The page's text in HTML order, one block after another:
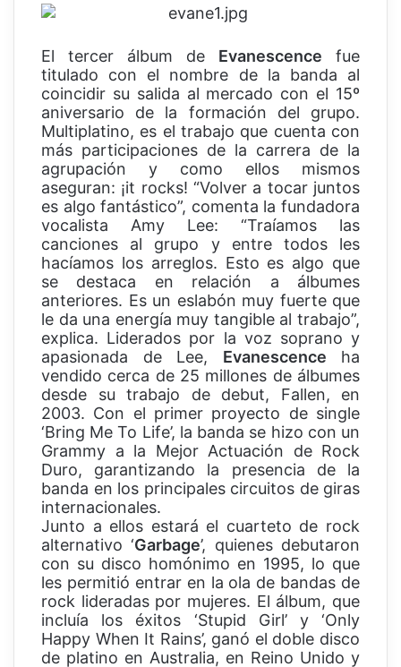
El tercer álbum de Evanescence fue
titulado con el nombre de la banda al
coincidir su salida al mercado con el 15º
aniversario de la formación del grupo.
Multiplatino, es el trabajo que cuenta con
más participaciones de la carrera de la
agrupación y como ellos mismos
aseguran: ¡it rocks! “Volver a tocar juntos
es algo fantástico”, comenta la fundadora
vocalista Amy Lee: “Traíamos las
canciones al grupo y entre todos les
hacíamos los arreglos. Esto es algo que
se destaca en relación a álbumes
anteriores. Es un eslabón muy fuerte que
le da una energía muy tangible al trabajo”,
explica. Liderados por la voz soprano y
apasionada de Lee, Evanescence ha
vendido cerca de 25 millones de álbumes
desde su trabajo de debut, Fallen, en
2003. Con el primer proyecto de single
‘Bring Me To Life’, la banda se hizo con un
Grammy a la Mejor Actuación de Rock
Duro, garantizando la presencia de la
banda en los principales circuitos de giras
internacionales.
Junto a ellos estará el cuarteto de rock
alternativo ‘Garbage’, quienes debutaron
con su disco homónimo en 1995, lo que
les permitió entrar en la ola de bandas de
rock lideradas por mujeres. El álbum, que
incluía los éxitos ‘Stupid Girl’ y ‘Only
Happy When It Rains’, ganó el doble disco
de platino en Australia, en Reino Unido y